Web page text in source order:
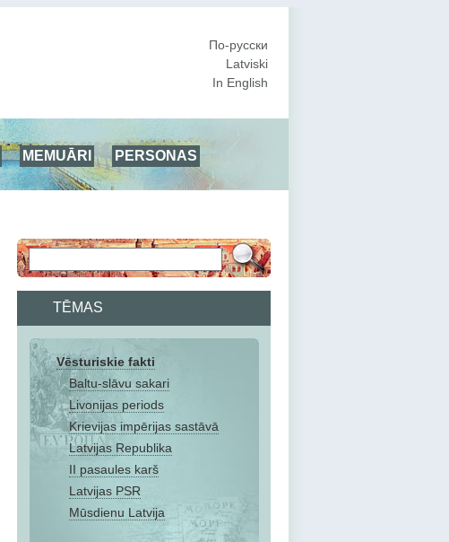
По-русски
Latviski
In English
MEMUĀRI
PERSONAS
TĒMAS
Vēsturiskie fakti
Baltu-slāvu sakari
Livonijas periods
Krievijas impērijas sastāvā
Latvijas Republika
II pasaules karš
Latvijas PSR
Mūsdienu Latvija